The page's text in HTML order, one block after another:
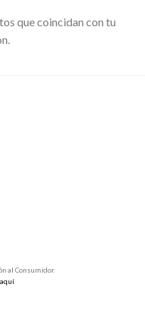
que coincidan con tu
al Consumidor.